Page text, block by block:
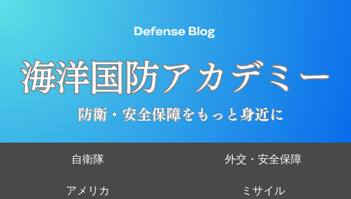
自衛隊
外交・安全保障
アメリカ
ミサイル